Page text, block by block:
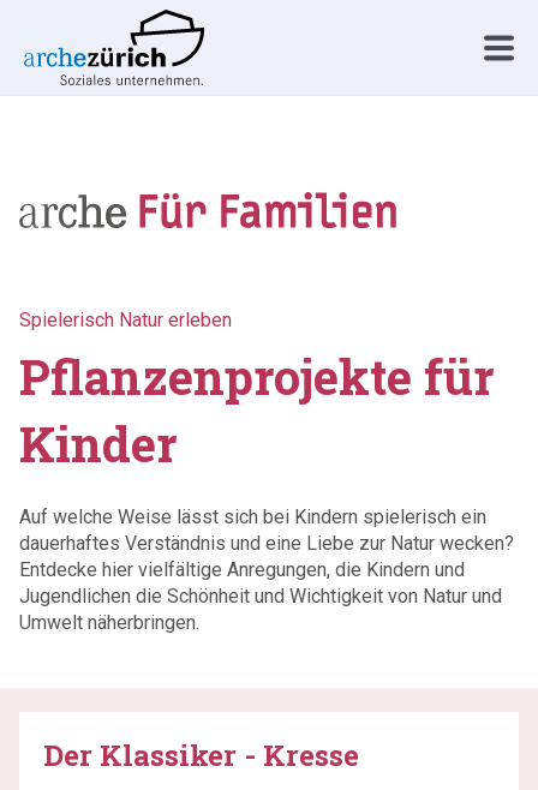
Spielerisch Natur erleben
Pflanzenprojekte für
Kinder
Auf welche Weise lässt sich bei Kindern spielerisch ein
dauerhaftes Verständnis und eine Liebe zur Natur wecken?
Entdecke hier vielfältige Anregungen, die Kindern und
Jugendlichen die Schönheit und Wichtigkeit von Natur und
Umwelt näherbringen.
Der Klassiker - Kresse